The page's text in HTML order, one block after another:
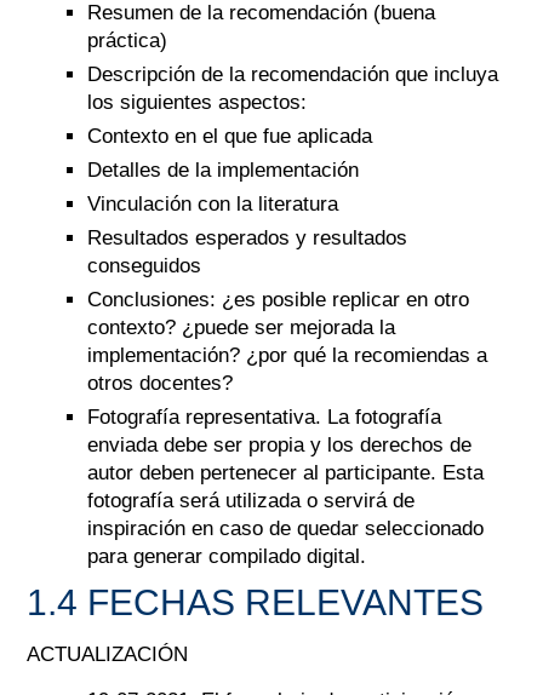
Resumen de la recomendación (buena
práctica)
Descripción de la recomendación que incluya
los siguientes aspectos:
Contexto en el que fue aplicada
Detalles de la implementación
Vinculación con la literatura
Resultados esperados y resultados
conseguidos
Conclusiones: ¿es posible replicar en otro
contexto? ¿puede ser mejorada la
implementación? ¿por qué la recomiendas a
otros docentes?
Fotografía representativa. La fotografía
enviada debe ser propia y los derechos de
autor deben pertenecer al participante. Esta
fotografía será utilizada o servirá de
inspiración en caso de quedar seleccionado
para generar compilado digital.
1.4 FECHAS RELEVANTES
ACTUALIZACIÓN